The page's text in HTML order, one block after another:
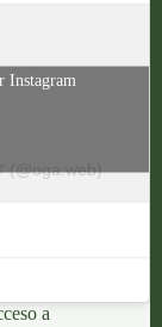
(@oga.web)
Instagram
a